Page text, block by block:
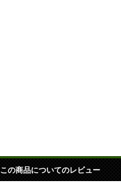
この商品についてのレビュー